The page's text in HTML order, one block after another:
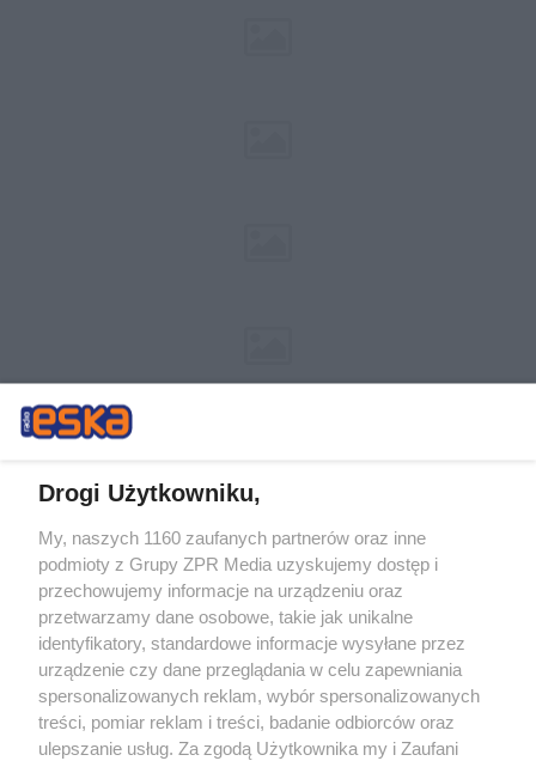
Żaden utwór zamieszczony w serwisie nie może być powielany i
rozpowszechniany lub dalej rozpowszechniany w jakikolwiek sposób (w
tym także elektroniczny lub mechaniczny) na jakimkolwiek polu
eksploatacji w jakiejkolwiek formie, włącznie z umieszczaniem w
Internecie bez pisemnej zgody właściciela praw. Jakiekolwiek użycie lub
wykorzystanie utworów w całości lub w części z naruszeniem prawa,
tzn. bez właściwej zgody, jest zabronione pod groźbą kary i może być
ścigane prawnie.
Drogi Użytkowniku,
My, naszych 1160 zaufanych partnerów oraz inne
podmioty z Grupy ZPR Media uzyskujemy dostęp i
przechowujemy informacje na urządzeniu oraz
przetwarzamy dane osobowe, takie jak unikalne
identyfikatory, standardowe informacje wysyłane przez
urządzenie czy dane przeglądania w celu zapewniania
spersonalizowanych reklam, wybór spersonalizowanych
treści, pomiar reklam i treści, badanie odbiorców oraz
ulepszanie usług. Za zgodą Użytkownika my i Zaufani